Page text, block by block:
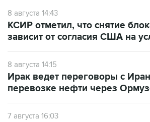
8 августа 14:43
КСИР отметил, что снятие
зависит от согласия США на
8 августа 14:15
Ирак ведет переговоры с
перевозке нефти через
7 августа 16:03